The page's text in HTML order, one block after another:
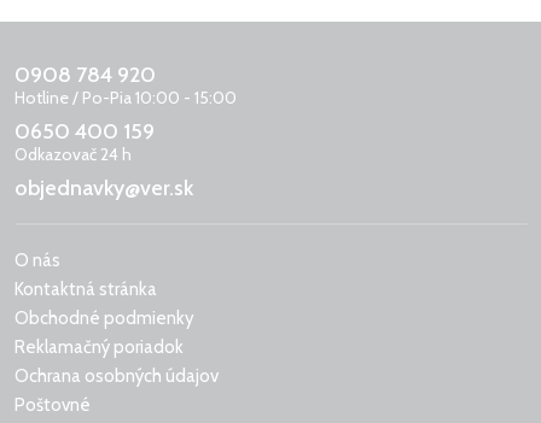
0908 784 920
Hotline / Po-Pia 10:00 - 15:00
0650 400 159
Odkazovač 24 h
objednavky@ver.sk
O nás
Kontaktná stránka
Obchodné podmienky
Reklamačný poriadok
Ochrana osobných údajov
Poštovné